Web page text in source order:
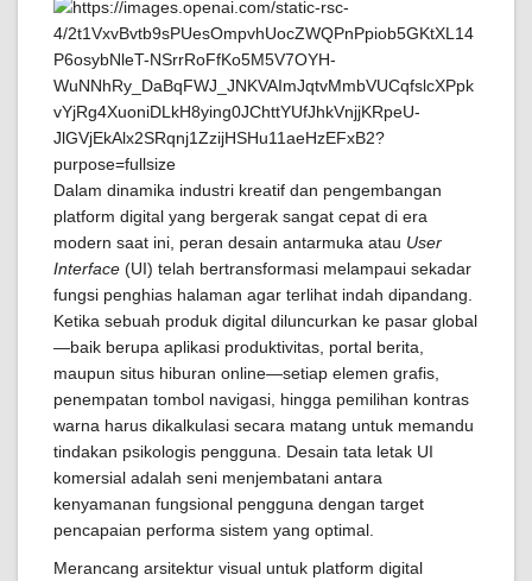
Dalam dinamika industri kreatif dan pengembangan
platform digital yang bergerak sangat cepat di era
modern saat ini, peran desain antarmuka atau User
Interface (UI) telah bertransformasi melampaui sekadar
fungsi penghias halaman agar terlihat indah dipandang.
Ketika sebuah produk digital diluncurkan ke pasar global
—baik berupa aplikasi produktivitas, portal berita,
maupun situs hiburan online—setiap elemen grafis,
penempatan tombol navigasi, hingga pemilihan kontras
warna harus dikalkulasi secara matang untuk memandu
tindakan psikologis pengguna. Desain tata letak UI
komersial adalah seni menjembatani antara
kenyamanan fungsional pengguna dengan target
pencapaian performa sistem yang optimal.
Merancang arsitektur visual untuk platform digital